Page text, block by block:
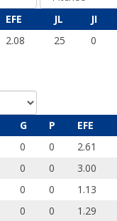
EFE JL JI
2.08 25 0
G P EFE
0 0 2.61
0 0 3.00
0 0 1.13
0 0 1.29